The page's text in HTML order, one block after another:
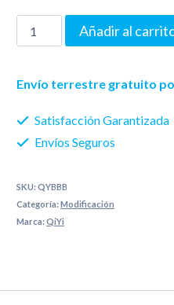
Qiyi
Robot
cantidad
Añadir al
Envío terrestre gratuito
Satisfacción Garantizada
Envíos Seguros
SKU:QYBBB
Categoría:Modificación
Marca:QiYi